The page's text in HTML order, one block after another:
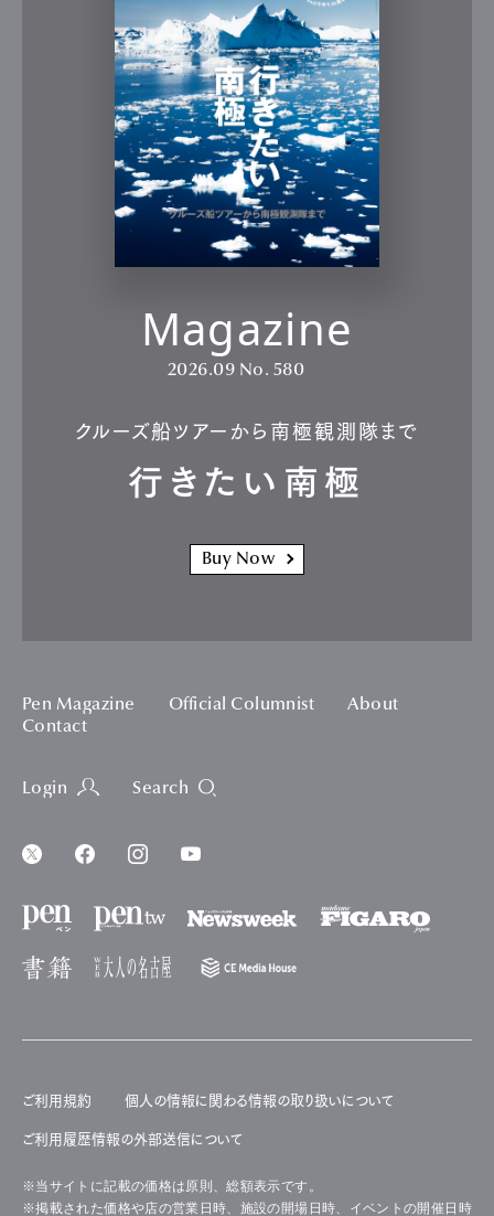
Magazine
2026.09 No. 580
クルーズ船ツアーから南極観測隊まで
行きたい南極
Buy Now
Pen Magazine Official Columnist
About
Contact
Login Search
ご利用規約 個人の情報に関わる情報の取り扱いについて
ご利用履歴情報の外部送信について
※当サイトに記載の価格は原則、総額表示です。
※掲載された価格や店の営業日時、施設の開場日時、イベントの開催日時